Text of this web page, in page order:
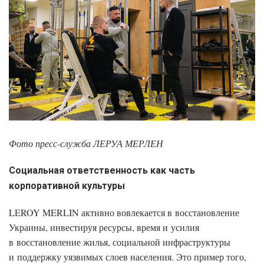
Фото пресс-службаЛЕРУА МЕРЛЕН
Социальная ответственность как часть
корпоративной культуры
LEROY MERLIN активно вовлекается в восстановление
Украины, инвестируя ресурсы, время и усилия
в восстановление жилья, социальной инфраструктуры
и поддержку уязвимых слоев населения. Это пример того,